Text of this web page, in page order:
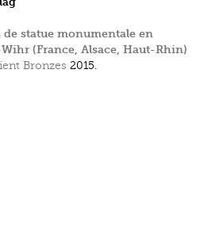
statue monumentale en
(France, Alsace, Haut-Rhin)
Bronzes 2015.